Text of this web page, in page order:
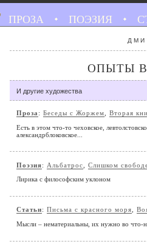
ПРОЗА ПОЭЗИЯ
ОПЫТЫ
И другие художества
Проза :Беседы с Жоржем ,Вторая
Есть в этом что-то чеховское,
александрблоковское...
Поэзия: Альбатрос ,Слишком
Лирика с философским уклоном
Статьи:Письма с красного моря,
Мысли – нематериальны, их нужно во что-